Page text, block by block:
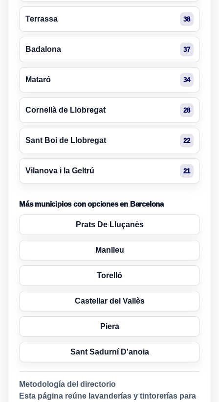
Terrassa 38
Badalona 37
Mataró 34
Cornellà de Llobregat 28
Sant Boi de Llobregat 22
Vilanova i la Geltrú 21
Más municipios con opciones en Barcelona
Prats De Lluçanès
Manlleu
Torelló
Castellar del Vallès
Piera
Sant Sadurní D'anoia
Metodología del directorio
Esta página reúne lavanderías y tintorerías para